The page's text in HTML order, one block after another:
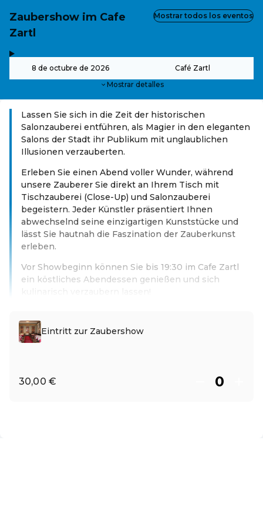
Zaubershow im Cafe
Zartl
8 de octubre de 2026 Café Zartl
Mostrar detalles
Mostrar todos los eventos
Lassen Sie sich in die Zeit der historischen
Salonzauberei entführen, als Magier in den eleganten
Salons der Stadt ihr Publikum mit unglaublichen
Illusionen verzauberten.
Erleben Sie einen Abend voller Wunder, während
unsere Zauberer Sie direkt an Ihrem Tisch mit
Tischzauberei (Close-Up) und Salonzauberei
begeistern. Jeder Künstler präsentiert Ihnen
abwechselnd seine einzigartigen Kunststücke und
lässt Sie hautnah die Faszination der Zauberkunst
erleben.
Vor Showbeginn können Sie bis 19:30 im Cafe Zartl
ein köstliches Abendessen genießen und sich
Eintritt zur Zaubershow
30,00 €